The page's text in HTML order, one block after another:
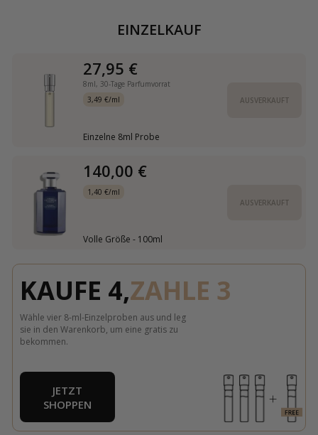
EINZELKAUF
27,95 €
8ml, 30-Tage Parfumvorrat
3,49 €/ml
Einzelne 8ml Probe
AUSVERKAUFT
140,00 €
1,40 €/ml
Volle Größe - 100ml
AUSVERKAUFT
KAUFE 4,ZAHLE 3
Wähle vier 8-ml-Einzelproben aus und leg
sie in den Warenkorb, um eine gratis zu
bekommen.
JETZT
SHOPPEN